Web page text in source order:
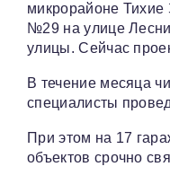
микрорайоне Тихие
№29 на улице
улицы. Сейчас
В течение месяца
специалисты
При этом на 17
объектов срочно